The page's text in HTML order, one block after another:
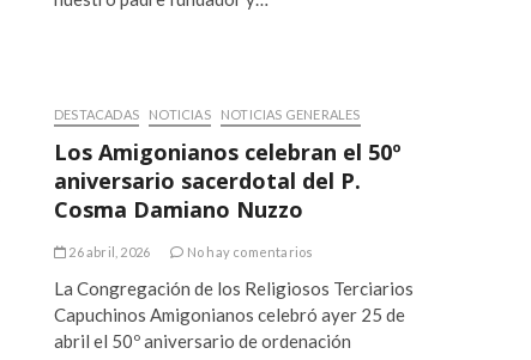
DESTACADAS NOTICIAS NOTICIAS GENERALES
Los Amigonianos celebran el 50º
aniversario sacerdotal del P.
Cosma Damiano Nuzzo
26 abril, 2026 No hay comentarios
La Congregación de los Religiosos Terciarios
Capuchinos Amigonianos celebró ayer 25 de
abril el 50º aniversario de ordenación